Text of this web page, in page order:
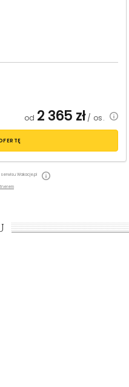
od 2 365 zł/ os.
Wakacje.pl